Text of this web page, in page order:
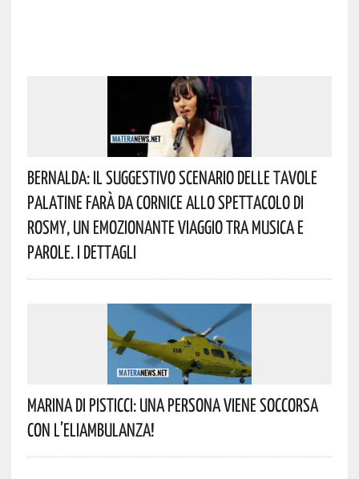
Bernalda: Il Suggestivo Scenario Delle Tavole
Palatine Farà Da Cornice Allo Spettacolo Di
Rosmy, Un Emozionante Viaggio Tra Musica E
Parole. I Dettagli
Marina Di Pisticci: Una Persona Viene Soccorsa
Con L’eliambulanza!